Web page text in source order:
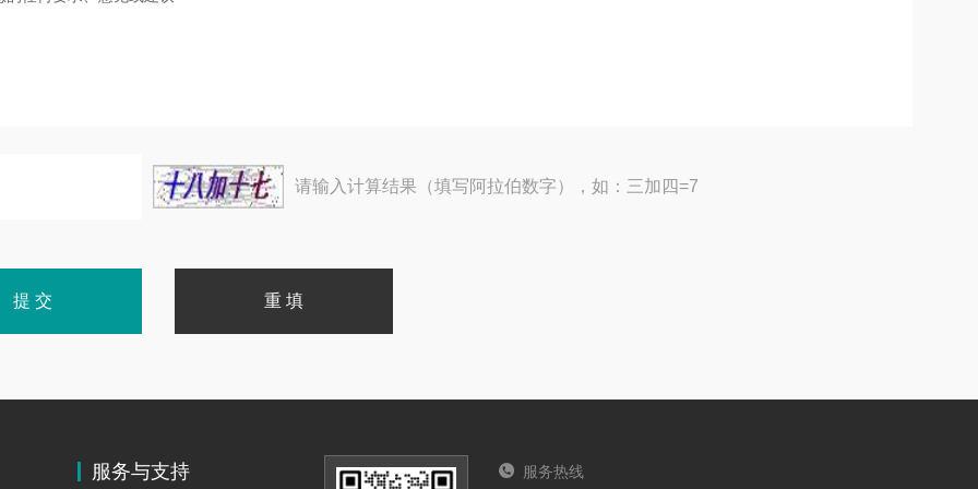
请输入计算结果（填写阿拉伯数字），如：三加四=7
服务与支持 服务热线